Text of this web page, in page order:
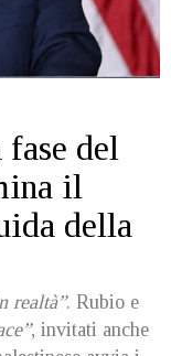
fase del
il
della
realtà”. Rubio e
, invitati anche